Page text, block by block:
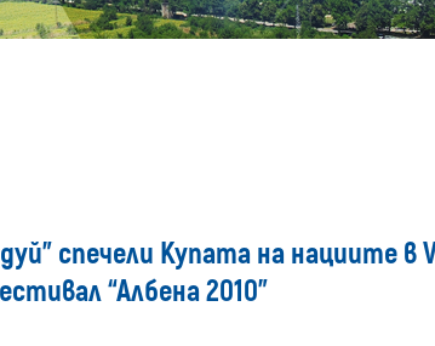
спечели Купата на нациите в
“Албена 2010”